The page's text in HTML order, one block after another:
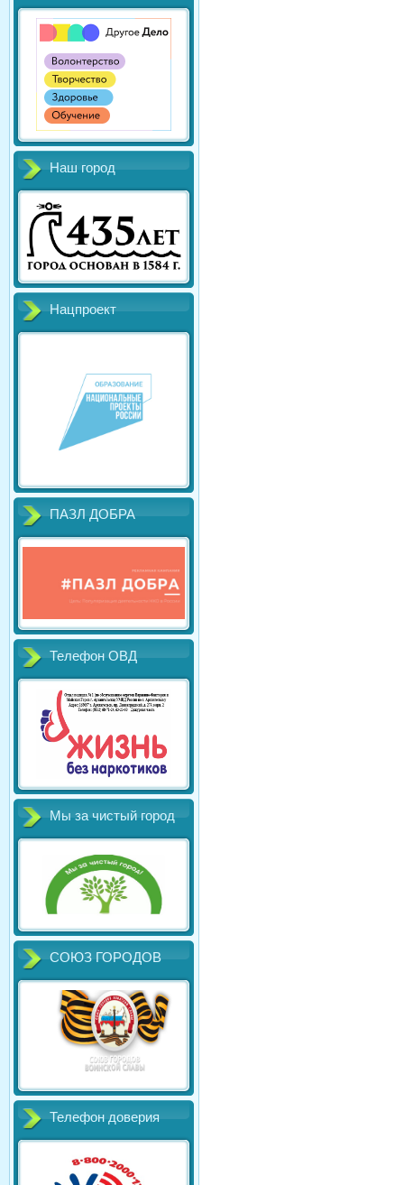
Наш город
Нацпроект
ПАЗЛ ДОБРА
Телефон ОВД
Мы за чистый город
СОЮЗ ГОРОДОВ
Телефон доверия